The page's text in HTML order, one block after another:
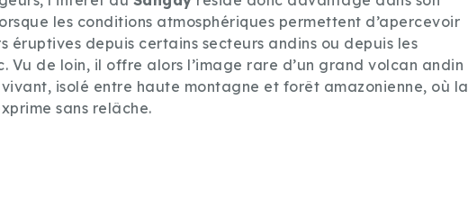
les conditions atmosphériques permettent d’apercevoir
éruptives depuis certains secteurs andins ou depuis les
Vu de loin, il offre alors l’image rare d’un grand volcan andin
isolé entre haute montagne et forêt amazonienne, où la
sans relâche.